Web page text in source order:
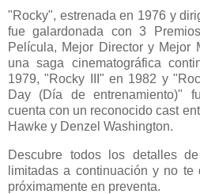
"Rocky", estrenada en 1976 y
fue galardonada con 3
Película, Mejor Director y Mejor
una saga cinematográfica
1979, "Rocky III" en 1982 y
Day (Día de entrenamiento)"
cuenta con un reconocido cast
Hawke y Denzel Washington.
Descubre todos los detalles
limitadas a continuación y no
próximamente en preventa.